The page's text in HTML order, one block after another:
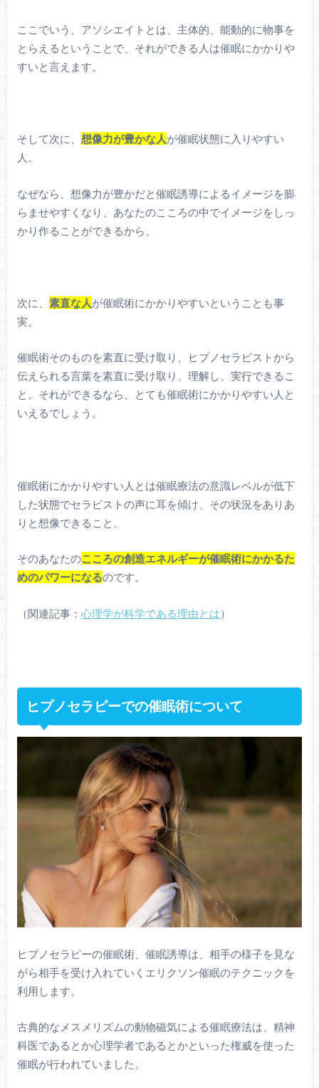
ここでいう、アソシエイトとは、主体的、能動的に物事を
とらえるということで、それができる人は催眠にかかりや
すいと言えます。
そして次に、 想像力が豊かな人が催眠状態に入りやすい
人。
なぜなら、想像力が豊かだと催眠誘導によるイメージを膨
らませやすくなり、あなたのこころの中でイメージをしっ
かり作ることができるから。
次に、 素直な人が催眠術にかかりやすいということも事
実。
催眠術そのものを素直に受け取り、ヒプノセラピストから
伝えられる言葉を素直に受け取り、理解し、実行できるこ
と。それができるなら、とても催眠術にかかりやすい人と
いえるでしょう。
催眠術にかかりやすい人とは催眠療法の意識レベルが低下
した状態でセラピストの声に耳を傾け、その状況をありあ
りと想像できること。
そのあなたのこころの創造エネルギーが催眠術にかかるた
めのパワーになるのです。
（関連記事： 心理学が科学である理由とは）
ヒプノセラピーでの催眠術について
ヒプノセラピーの催眠術、催眠誘導は、相手の様子を見な
がら相手を受け入れていくエリクソン催眠のテクニックを
利用します。
古典的なメスメリズムの動物磁気による催眠療法は、精神
科医であるとか心理学者であるとかといった権威を使った
催眠が行われていました。